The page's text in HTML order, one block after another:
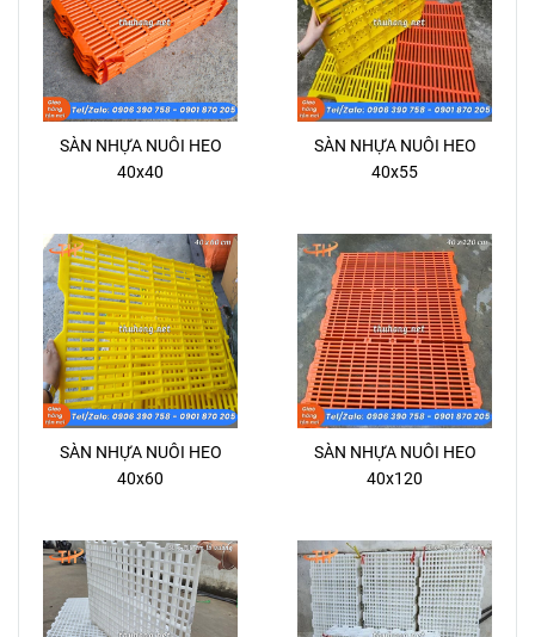
SÀN NHỰA NUÔI HEO
40x40
SÀN NHỰA NUÔI HEO
40x55
SÀN NHỰA NUÔI HEO
40x60
SÀN NHỰA NUÔI HEO
40x120